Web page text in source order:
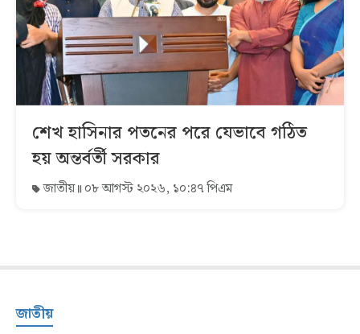
শেখ হাসিনার পতনের পরে যেভাবে গঠিত
হয় অন্তর্বর্তী সরকার
জাতীয় ০৮ আগস্ট ২০২৬, ১০:৪৭ পিএম
জাতীয়